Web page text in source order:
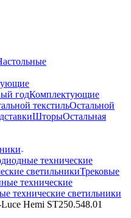
годКомплектующие
текстильОстальной
ШторыОстальная
технические
светильникиТрековые
технические
технические светильники
Hemi ST250.548.01